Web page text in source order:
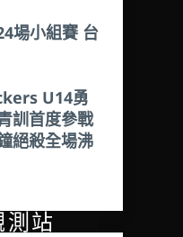
場小組賽 台
U14勇
訓首度參戰
絕殺全場沸
測站